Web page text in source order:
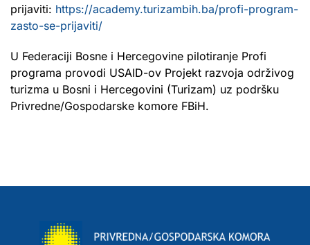
prijaviti: https://academy.turizambih.ba/profi-program-
zasto-se-prijaviti/
U Federaciji Bosne i Hercegovine pilotiranje Profi
programa provodi USAID-ov Projekt razvoja održivog
turizma u Bosni i Hercegovini (Turizam) uz podršku
Privredne/Gospodarske komore FBiH.